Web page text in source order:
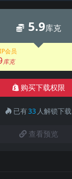
5.9库克
会员
库克
购买下载权限
已有33 人解锁下载
查看预览